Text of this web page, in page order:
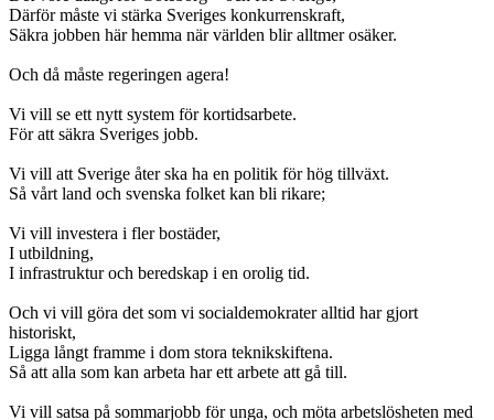
Därför måste vi stärka Sveriges konkurrenskraft,
Säkra jobben här hemma när världen blir alltmer osäker.
Och då måste regeringen agera!
Vi vill se ett nytt system för kortidsarbete.
För att säkra Sveriges jobb.
Vi vill att Sverige åter ska ha en politik för hög tillväxt.
Så vårt land och svenska folket kan bli rikare;
Vi vill investera i fler bostäder,
I utbildning,
I infrastruktur och beredskap i en orolig tid.
Och vi vill göra det som vi socialdemokrater alltid har gjort
historiskt,
Ligga långt framme i dom stora teknikskiftena.
Så att alla som kan arbeta har ett arbete att gå till.
Vi vill satsa på sommarjobb för unga, och möta arbetslösheten med